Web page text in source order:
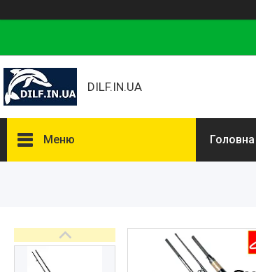
DILF.IN.UA
Меню
Рибальські снасті
РОЗПРОДАЖ! Мега знижки!
Головна